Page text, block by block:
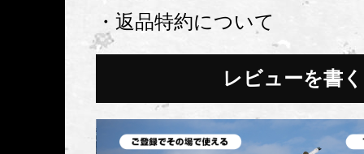
・返品特約について
レビューを書く